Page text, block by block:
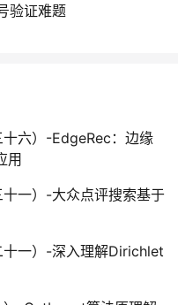
验证难题
六）-EdgeRec：边缘
用
一）-大众点评搜索基于
一）-深入理解Dirichlet